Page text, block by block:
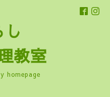
らし
教室
homepage